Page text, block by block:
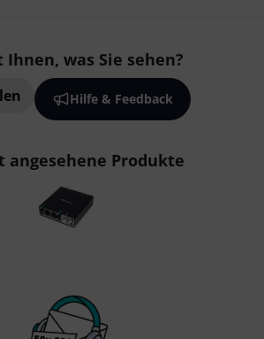
Ihnen, was Sie sehen?
Hilfe & Feedback
angesehene Produkte